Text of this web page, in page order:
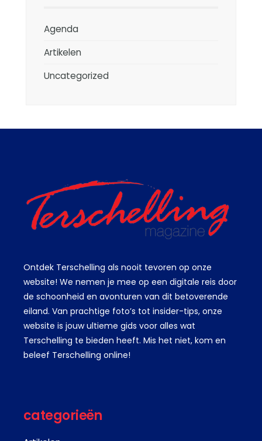
Agenda
Artikelen
Uncategorized
Ontdek Terschelling als nooit tevoren op onze
website! We nemen je mee op een digitale reis door
de schoonheid en avonturen van dit betoverende
eiland. Van prachtige foto’s tot insider-tips, onze
website is jouw ultieme gids voor alles wat
Terschelling te bieden heeft. Mis het niet, kom en
beleef Terschelling online!
categorieën